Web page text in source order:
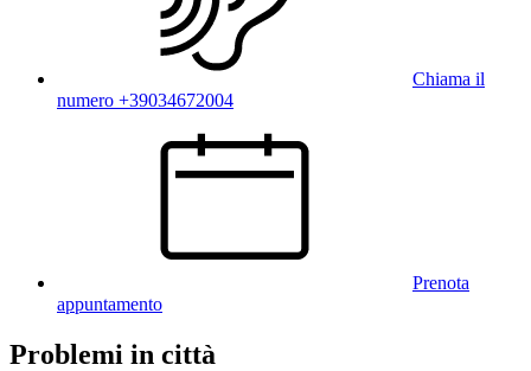
Chiama il
numero +39034672004
Prenota
appuntamento
Problemi in città